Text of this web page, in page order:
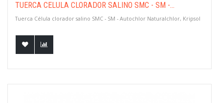
TUERCA CÉLULA CLORADOR SALINO SMC - SM -...
Tuerca Célula clorador salino SMC - SM - Autochlor Naturalchlor, Kripsol